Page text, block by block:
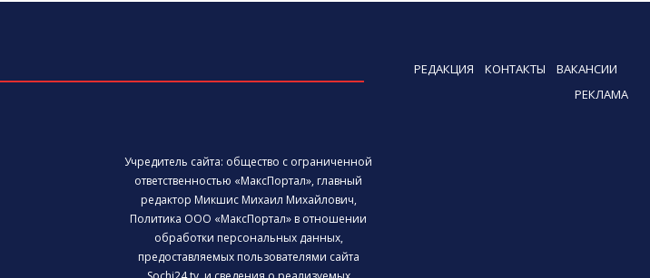
РЕДАКЦИЯ КОНТАКТЫ
ВАКАНСИИ
РЕКЛАМА
Учредитель сайта: общество с ограниченной
ответственностью «МаксПортал», главный
редактор Микшис Михаил Михайлович,
Политика ООО «МаксПортал» в отношении
обработки персональных данных,
предоставляемых пользователями сайта